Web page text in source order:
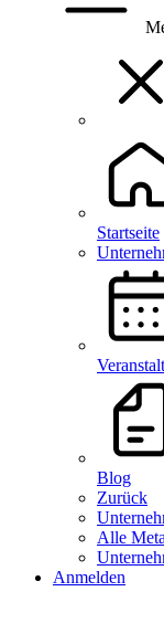
Startseite
Blog
Zurück
Alle
Anmelden